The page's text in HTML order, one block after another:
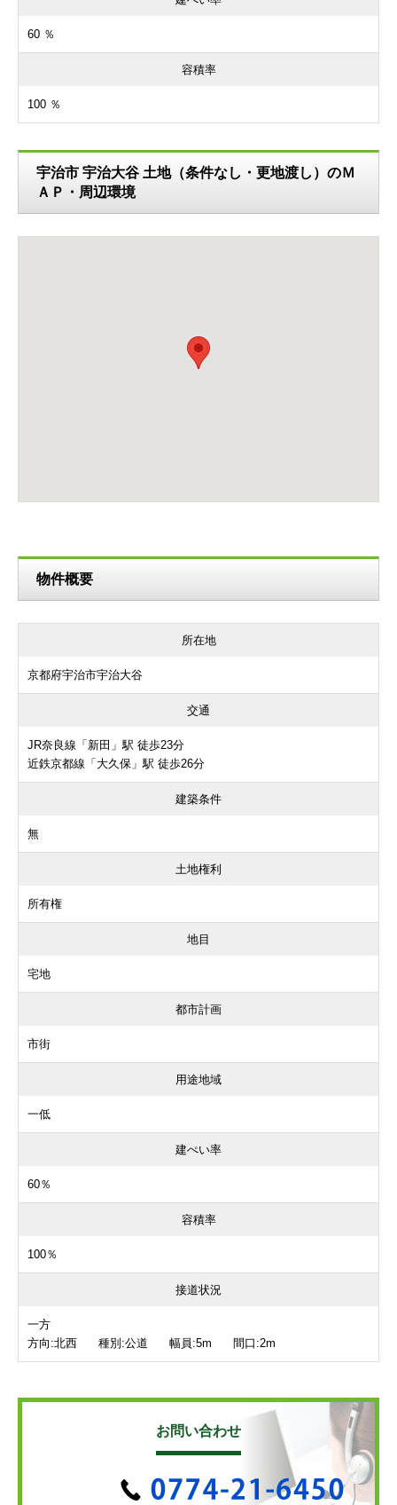
60 ％
容積率
100 ％
宇治市 宇治大谷 土地（条件なし・更地渡し）のＭ
ＡＰ・周辺環境
物件概要
所在地
京都府宇治市宇治大谷
交通
JR奈良線「新田」駅 徒歩23分
近鉄京都線「大久保」駅 徒歩26分
建築条件
無
土地権利
所有権
地目
宅地
都市計画
市街
用途地域
一低
建ぺい率
60％
容積率
100％
接道状況
一方
方向:北西 種別:公道 幅員:5m 間口:2m
お問い合わせ